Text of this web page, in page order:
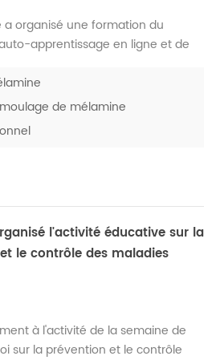
a organisé une formation du
apprentissage en ligne et de
du développement de
réglementations et la connaissance
de résine de moulage de
de l'entreprise a présenté
de mélamine
l'activité éducative sur la
le contrôle des maladies
à l'activité de la semaine de
sur la prévention et le contrôle